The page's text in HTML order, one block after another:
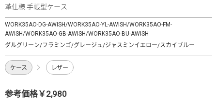
革仕様 手帳型ケース
WORK35AO-DG-AWISH/WORK35AO-YL-AWISH/WORK35AO-FM-
AWISH/WORK35AO-GB-AWISH/WORK35AO-BU-AWISH
ダルグリーン/フラミンゴ/グレージュ/ジャスミンイエロー/スカイブルー
ケース レザー
参考価格￥2,980